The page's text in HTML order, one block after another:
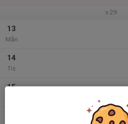
v.29
13
Mån
14
Tis
15